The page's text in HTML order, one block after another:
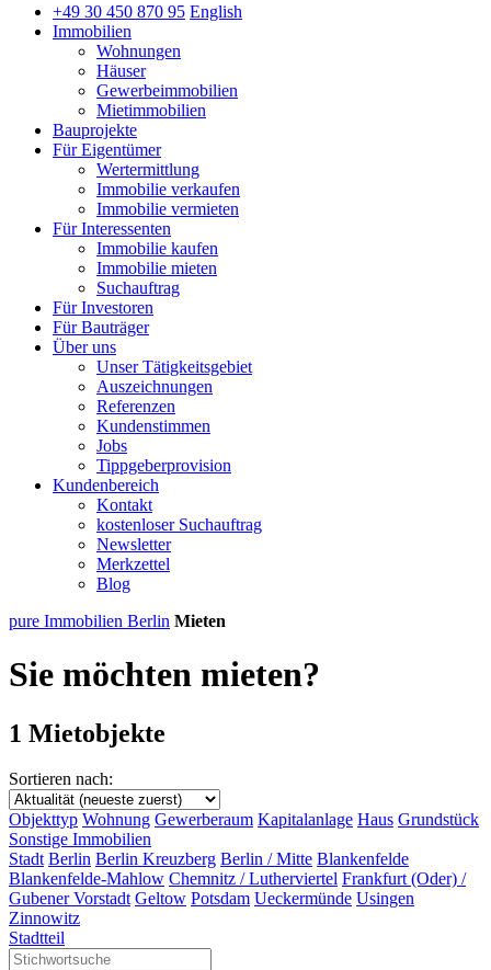
+49 30 450 870 95 English
Immobilien
Wohnungen
Häuser
Gewerbeimmobilien
Mietimmobilien
Bauprojekte
Für Eigentümer
Wertermittlung
Immobilie verkaufen
Immobilie vermieten
Für Interessenten
Immobilie kaufen
Immobilie mieten
Suchauftrag
Für Investoren
Für Bauträger
Über uns
Unser Tätigkeitsgebiet
Auszeichnungen
Referenzen
Kundenstimmen
Jobs
Tippgeberprovision
Kundenbereich
Kontakt
kostenloser Suchauftrag
Newsletter
Merkzettel
Blog
pure Immobilien Berlin Mieten
Sie möchten mieten?
1 Mietobjekte
Sortieren nach:
Objekttyp Wohnung Gewerberaum Kapitalanlage Haus Grundstück
Sonstige Immobilien
Stadt Berlin Berlin Kreuzberg Berlin / Mitte Blankenfelde
Blankenfelde-Mahlow Chemnitz / Lutherviertel Frankfurt (Oder) /
Gubener Vorstadt Geltow Potsdam Ueckermünde Usingen
Zinnowitz
Stadtteil